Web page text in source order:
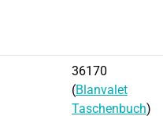
36170
(Blanvalet
Taschenbuch)